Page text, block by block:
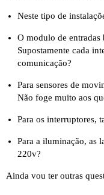
Neste tipo de
O modulo de entradas
Supostamente cada
comunicação?
Para sensores de
Não foge muito aos
Para os interruptores,
Para a iluminação, as
220v?
Ainda vou ter outras